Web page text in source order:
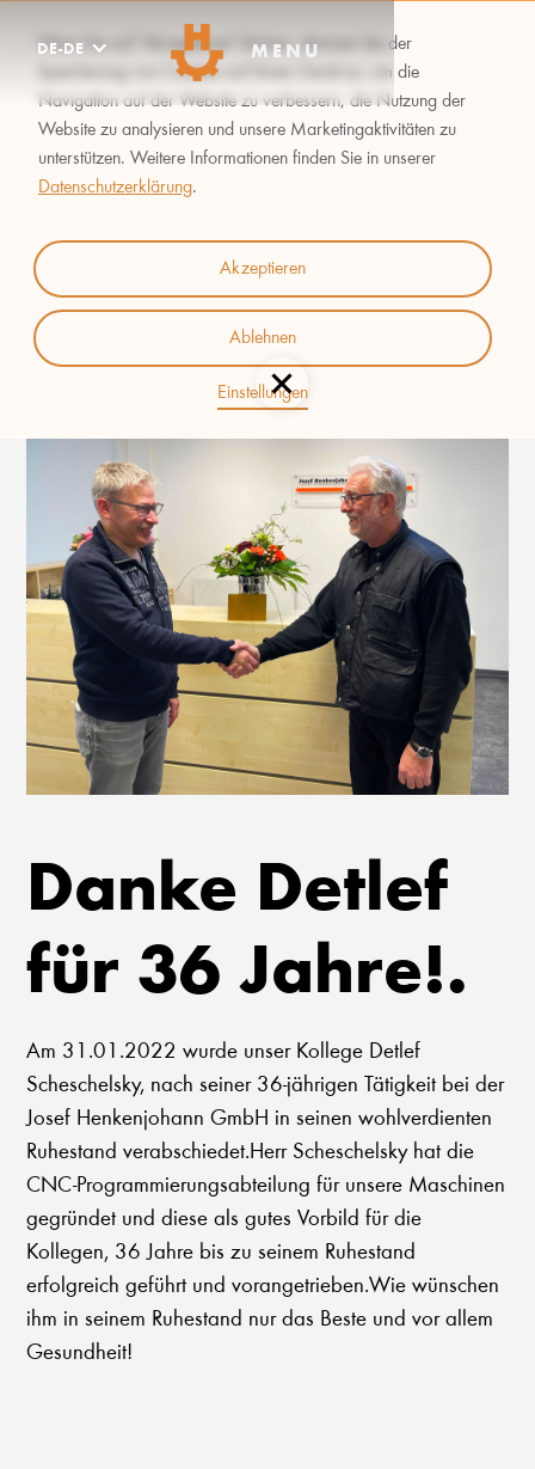
Wenn Sie auf "Akzeptieren" klicken, stimmen Sie der
Speicherung von Cookies auf Ihrem Gerät zu, um die
Navigation auf der Website zu verbessern, die Nutzung der
Website zu analysieren und unsere Marketingaktivitäten zu
unterstützen. Weitere Informationen finden Sie in unserer
Datenschutzerklärung.
Einstellungen
Ablehnen
Akzeptieren
MENU
DE-DE
ABSCHIED
Danke Detlef
für 36 Jahre!.
Am 31.01.2022 wurde unser Kollege Detlef
Scheschelsky, nach seiner 36-jährigen Tätigkeit bei der
Josef Henkenjohann GmbH in seinen wohlverdienten
Ruhestand verabschiedet.Herr Scheschelsky hat die
CNC-Programmierungsabteilung für unsere Maschinen
gegründet und diese als gutes Vorbild für die
Kollegen, 36 Jahre bis zu seinem Ruhestand
erfolgreich geführt und vorangetrieben.Wie wünschen
ihm in seinem Ruhestand nur das Beste und vor allem
Gesundheit!